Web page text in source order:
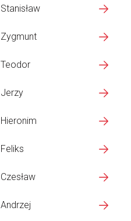
Stanisław
Zygmunt
Teodor
Jerzy
Hieronim
Feliks
Czesław
Andrzej